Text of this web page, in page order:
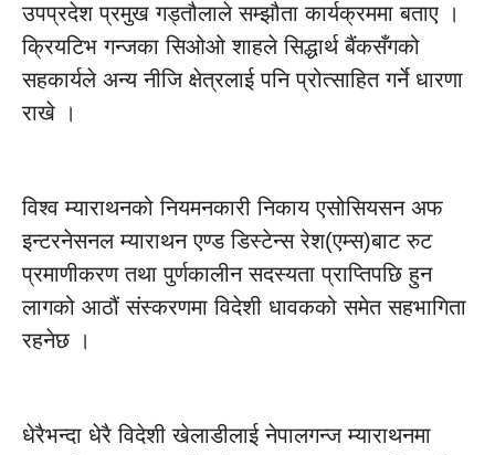
उपप्रदेश प्रमुख गड्तौलाले सम्झौता कार्यक्रममा बताए ।
क्रियटिभ गन्जका सिओओ शाहले सिद्धार्थ बैंकसँगको
सहकार्यले अन्य नीजि क्षेत्रलाई पनि प्रोत्साहित गर्ने धारणा
राखे ।
विश्व म्याराथनको नियमनकारी निकाय एसोसियसन अफ
इन्टरनेसनल म्याराथन एण्ड डिस्टेन्स रेश(एम्स)बाट रुट
प्रमाणीकरण तथा पुर्णकालीन सदस्यता प्राप्तिपछि हुन
लागको आठौं संस्करणमा विदेशी धावकको समेत सहभागिता
रहनेछ ।
धेरैभन्दा धेरै विदेशी खेलाडीलाई नेपालगन्ज म्याराथनमा